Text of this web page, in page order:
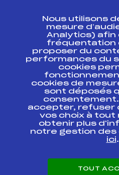
ESPACE PRESSE
Ressources
Pass’Neige
Projet sportif fédéral
Projet de
Antidopage
Pôle Développement,
Scientifique
Listes ministérielles
Pôle vie de l’athlète
Nous utilisons
mesure
Analytics) afin
fréquentation
proposer du
performances du
cookies
cookies de
sont déposés
consentement.
accepter, refuser
vos choix à tout
obtenir plus
notre gestion des
ici.
TOUT